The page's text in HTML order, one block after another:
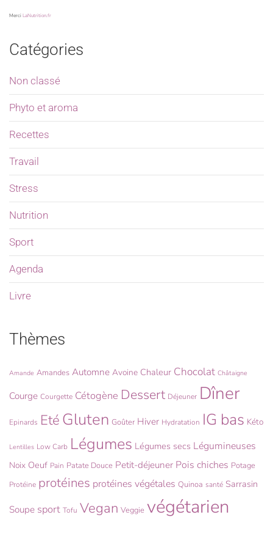
MerciLaNutrition.fr
Catégories
Non classé
Phyto et aroma
Recettes
Travail
Stress
Nutrition
Sport
Agenda
Livre
Thèmes
Amande Amandes Automne Avoine Chaleur Chocolat Châtaigne
Courge Courgette Cétogène Dessert Déjeuner Dîner
Epinards Eté Gluten Goûter Hiver Hydratation IG bas Kéto
Lentilles Low Carb Légumes Légumes secs Légumineuses
Noix Oeuf Pain Patate Douce Petit-déjeuner Pois chiches Potage
Protéine protéines protéines végétales Quinoa santé Sarrasin
Soupe sport Tofu Vegan Veggie végétarien